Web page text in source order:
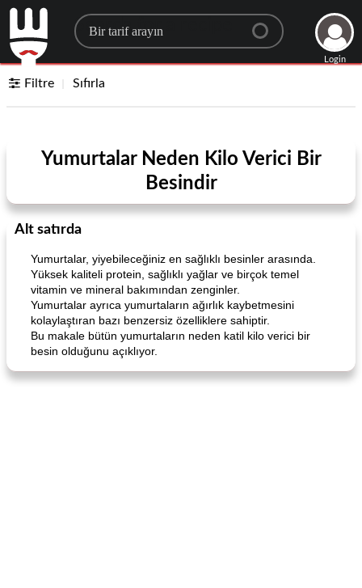
Search for a recipe
Login
Filtre Sıfırla
Yumurtalar Neden Kilo Verici Bir
Besindir
Alt satırda
Yumurtalar, yiyebileceğiniz en sağlıklı besinler arasında.
Yüksek kaliteli protein, sağlıklı yağlar ve birçok temel
vitamin ve mineral bakımından zenginler.
Yumurtalar ayrıca yumurtaların ağırlık kaybetmesini
kolaylaştıran bazı benzersiz özelliklere sahiptir.
Bu makale bütün yumurtaların neden katil kilo verici bir
besin olduğunu açıklıyor.